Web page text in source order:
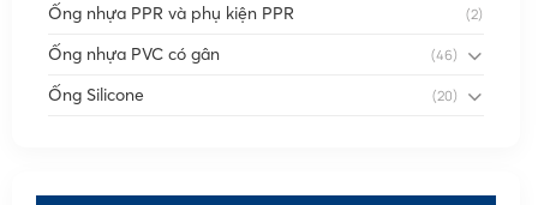
Ống nhựa PPR và phụ kiện PPR (2)
Ống nhựa PVC có gân (46)
Ống Silicone (20)